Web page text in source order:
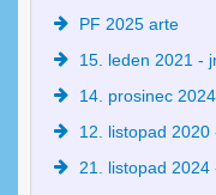
PF 2025 arte
15. leden 2021 -
14. prosinec
12. listopad
21. listopad